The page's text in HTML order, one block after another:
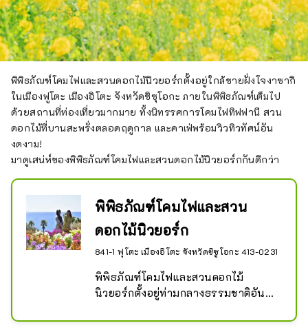
พิพิธภัณฑ์โคมไฟและสวนดอกไม้นิวยอร์กตั้งอยู่ใกล้ชายฝั่งโจงาซากิ
ในเมืองฟูโตะ เมืองอิโตะ จังหวัดชิซุโอกะ ภายในพิพิธภัณฑ์เต็มไป
ด้วยสถานที่ท่องเที่ยวมากมาย ทั้งนิทรรศการโคมไฟทิฟฟานี สวน
ดอกไม้ที่บานสะพรั่งตลอดฤดูกาล และคาเฟ่พร้อมวิวทิวทัศน์อัน
งดงาม!
มาดูเสน่ห์ของพิพิธภัณฑ์โคมไฟและสวนดอกไม้นิวยอร์กกันดีกว่า
พิพิธภัณฑ์โคมไฟและสวน
ดอกไม้นิวยอร์ก
841-1 ฟุโตะ เมืองอิโตะ จังหวัดชิซูโอกะ 413-0231
พิพิธภัณฑ์โคมไฟและสวนดอกไม้
นิวยอร์กตั้งอยู่ท่ามกลางธรรมชาติอัน
ของชายฝั่งอันงดงามและเกาะอิซุโอชิมะ